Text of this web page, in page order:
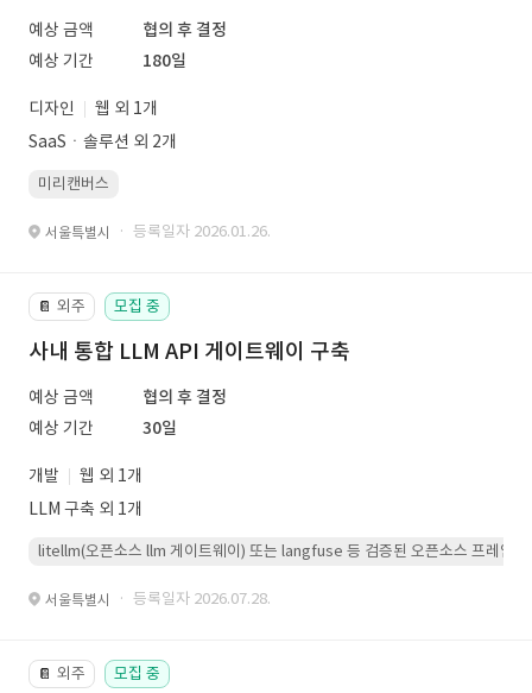
예상 금액
협의 후 결정
예상 기간
180일
디자인
웹 외 1개
SaaSㆍ솔루션 외 2개
미리캔버스
서울특별시 · 등록일자 2026.01.26.
📔 외주 모집 중
사내 통합 LLM API 게이트웨이 구축
예상 금액
협의 후 결정
예상 기간
30일
개발
웹 외 1개
LLM 구축 외 1개
litellm(오픈소스 llm 게이트웨이) 또는 langfuse 등 검증된 오픈소스 프레임워
서울특별시 · 등록일자 2026.07.28.
📔 외주 모집 중